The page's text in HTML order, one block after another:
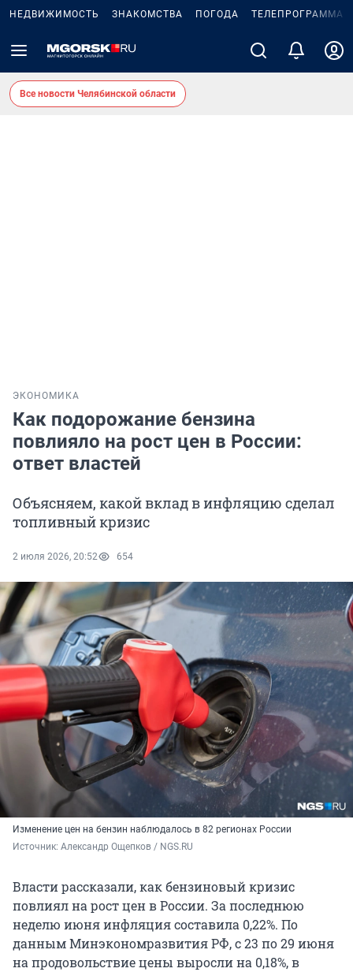
НЕДВИЖИМОСТЬ ЗНАКОМСТВА ПОГОДА ТЕЛЕПРОГРАММА
Все новости Челябинской области
ЭКОНОМИКА
Как подорожание бензина
повлияло на рост цен в России:
ответ властей
Объясняем, какой вклад в инфляцию сделал
топливный кризис
2 июля 2026, 20:52 654
Изменение цен на бензин наблюдалось в 82 регионах России
Источник: Александр Ощепков / NGS.RU
Власти рассказали, как бензиновый кризис
повлиял на рост цен в России. За последнюю
неделю июня инфляция составила 0,22%. По
данным Минэкономразвития РФ, с 23 по 29 июня
на продовольствие цены выросли на 0,18%, в